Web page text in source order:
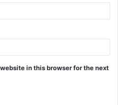
in this browser for the next